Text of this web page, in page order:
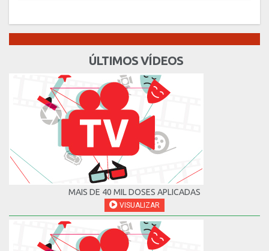
ÚLTIMOS VÍDEOS
MAIS DE 40 MIL DOSES APLICADAS
VISUALIZAR